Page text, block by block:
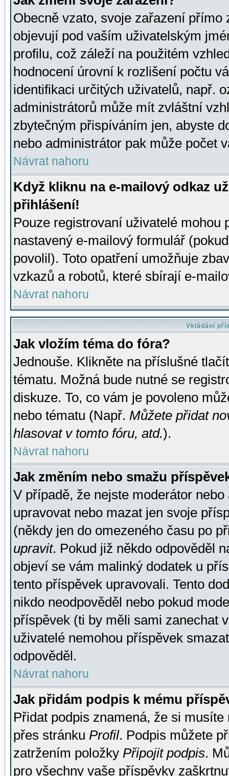
Obecně vzato, svoje zařazení přímo
objevují pod vaším uživatelským
profilu, což záleží na použitém
hodnocení úrovní k rozlišení počtu
identifikaci určitých uživatelů, např.
administrátorů může mít zvláštní
zbytečným přispíváním jen, abyste
nebo administrátor pak může počet
Návrat nahoru
Když kliknu na e-mailový odkaz
přihlášení!
Pouze registrovaní uživatelé mohou
nastavený e-mailový formulář
povolil). Toto opatření umožňuje
vzkazů a robotů, které sbírají e-
Návrat nahoru
Vkládání
Jak vložím téma do fóra?
Jednouše. Klikněte na příslušné
tématu. Možná bude nutné se
diskuze. To, co vám je povoleno
nebo tématu (Např. Můžete přidat
hlasovat v tomto fóru, atd.).
Návrat nahoru
Jak změním nebo smažu
V případě, že nejste moderátor
upravovat nebo mazat jen svoje
(někdy jen do omezeného času po
upravit. Pokud již někdo odpověděl
objeví se vám malinký dodatek u
tento příspěvek upravovali. Tento
nikdo neodpověděl nebo pokud
příspěvek (ti by měli sami zanechat
uživatelé nemohou příspěvek
odpověděl.
Návrat nahoru
Jak přidám podpis k mému
Přidat podpis znamená, že si
přes stránku Profil. Podpis můžete
zatržením položky Připojit podpis.
pro všechny vaše příspěvky